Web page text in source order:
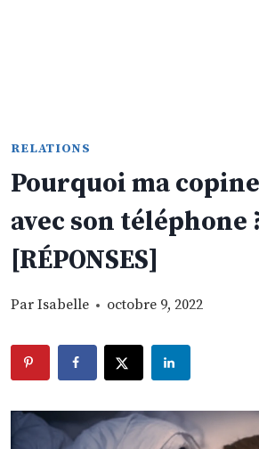
RELATIONS
Pourquoi ma
avec son téléphone
[RÉPONSES]
Par Isabelle octobre 9, 2022